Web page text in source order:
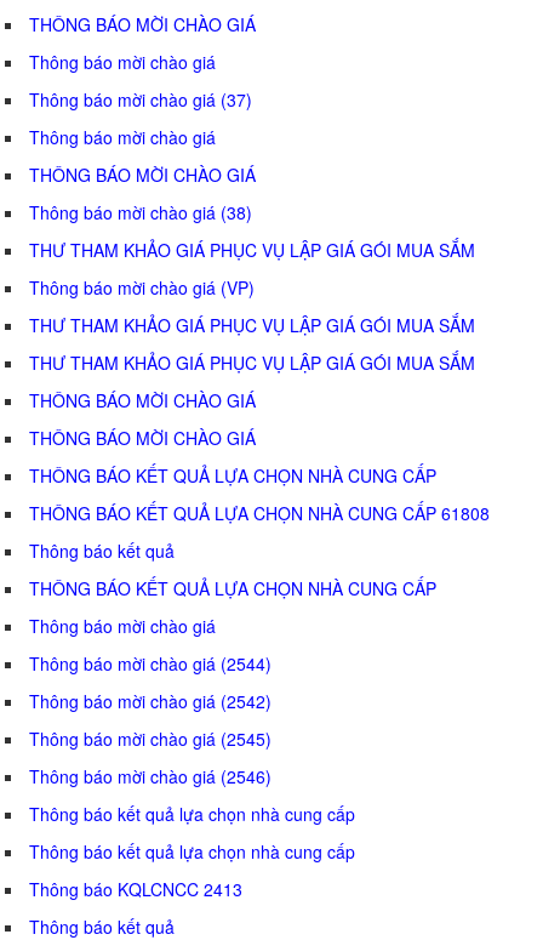
THÔNG BÁO MỜI CHÀO GIÁ
Thông báo mời chào giá
Thông báo mời chào giá (37)
Thông báo mời chào giá
THÔNG BÁO MỜI CHÀO GIÁ
Thông báo mời chào giá (38)
THƯ THAM KHẢO GIÁ PHỤC VỤ LẬP GIÁ GÓI MUA SẮM
Thông báo mời chào giá (VP)
THƯ THAM KHẢO GIÁ PHỤC VỤ LẬP GIÁ GÓI MUA SẮM
THƯ THAM KHẢO GIÁ PHỤC VỤ LẬP GIÁ GÓI MUA SẮM
THÔNG BÁO MỜI CHÀO GIÁ
THÔNG BÁO MỜI CHÀO GIÁ
THÔNG BÁO KẾT QUẢ LỰA CHỌN NHÀ CUNG CẤP
THÔNG BÁO KẾT QUẢ LỰA CHỌN NHÀ CUNG CẤP 61808
Thông báo kết quả
THÔNG BÁO KẾT QUẢ LỰA CHỌN NHÀ CUNG CẤP
Thông báo mời chào giá
Thông báo mời chào giá (2544)
Thông báo mời chào giá (2542)
Thông báo mời chào giá (2545)
Thông báo mời chào giá (2546)
Thông báo kết quả lựa chọn nhà cung cấp
Thông báo kết quả lựa chọn nhà cung cấp
Thông báo KQLCNCC 2413
Thông báo kết quả